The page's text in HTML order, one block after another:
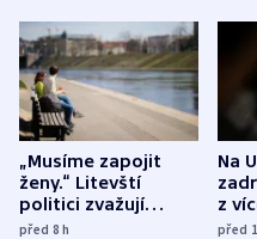
„Musíme zapojit
ženy.“ Litevští
politici zvažují
dohodu o
před 8h
Na
z
před